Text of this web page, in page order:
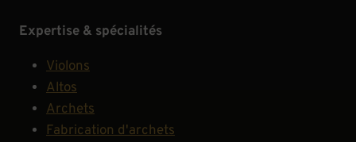
Expertise & spécialités
Violons
Altos
Archets
Fabrication d'archets